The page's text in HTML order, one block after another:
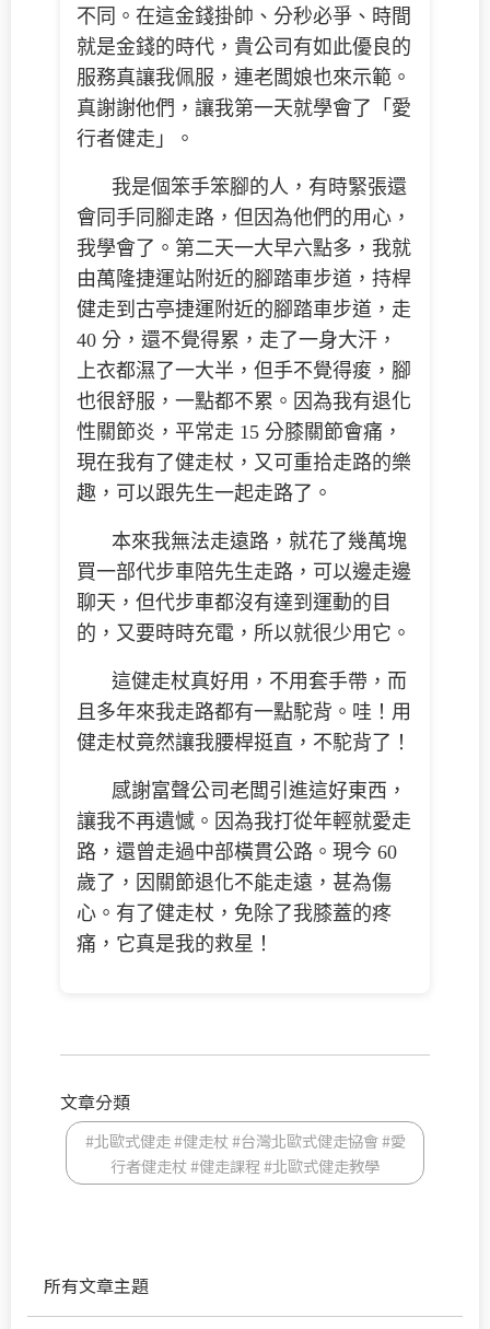
不同。在這金錢掛帥、分秒必爭、時間
就是金錢的時代，貴公司有如此優良的
服務真讓我佩服，連老闆娘也來示範。
真謝謝他們，讓我第一天就學會了「愛
行者健走」。
我是個笨手笨腳的人，有時緊張還
會同手同腳走路，但因為他們的用心，
我學會了。第二天一大早六點多，我就
由萬隆捷運站附近的腳踏車步道，持桿
健走到古亭捷運附近的腳踏車步道，走
40 分，還不覺得累，走了一身大汗，
上衣都濕了一大半，但手不覺得痠，腳
也很舒服，一點都不累。因為我有退化
性關節炎，平常走 15 分膝關節會痛，
現在我有了健走杖，又可重拾走路的樂
趣，可以跟先生一起走路了。
本來我無法走遠路，就花了幾萬塊
買一部代步車陪先生走路，可以邊走邊
聊天，但代步車都沒有達到運動的目
的，又要時時充電，所以就很少用它。
這健走杖真好用，不用套手帶，而
且多年來我走路都有一點駝背。哇！用
健走杖竟然讓我腰桿挺直，不駝背了！
感謝富聲公司老闆引進這好東西，
讓我不再遺憾。因為我打從年輕就愛走
路，還曾走過中部橫貫公路。現今 60
歲了，因關節退化不能走遠，甚為傷
心。有了健走杖，免除了我膝蓋的疼
痛，它真是我的救星！
文章分類
#北歐式健走 #健走杖 #台灣北歐式健走協會 #愛
行者健走杖 #健走課程 #北歐式健走教學
所有文章主題